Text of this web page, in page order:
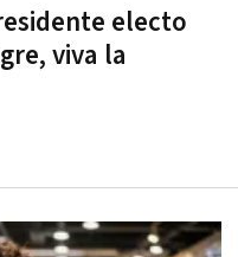
electo
viva la